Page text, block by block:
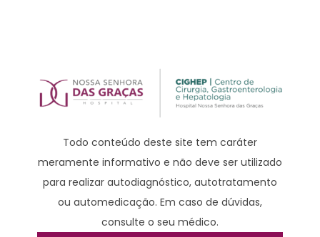
Todo conteúdo deste site tem caráter
meramente informativo e não deve ser utilizado
para realizar autodiagnóstico, autotratamento
ou automedicação. Em caso de dúvidas,
consulte o seu médico.